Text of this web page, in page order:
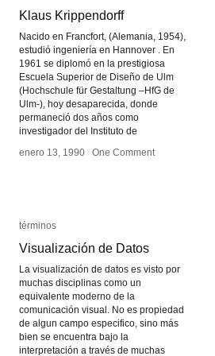
Klaus Krippendorff
Nacido en Francfort, (Alemania, 1954),
estudió ingeniería en Hannover . En
1961 se diplomó en la prestigiosa
Escuela Superior de Diseño de Ulm
(Hochschule für Gestaltung –HfG de
Ulm-), hoy desaparecida, donde
permaneció dos años como
investigador del Instituto de
enero 13, 1990 / One Comment
Klaus Krippendorff
enero 13, 1990 / One Comment
términos
Visualización de Datos
La visualización de datos es visto por
muchas disciplinas como un
equivalente moderno de la
comunicación visual. No es propiedad
de algun campo especifico, sino más
bien se encuentra bajo la
interpretación a través de muchas
términos
Visualización de Datos